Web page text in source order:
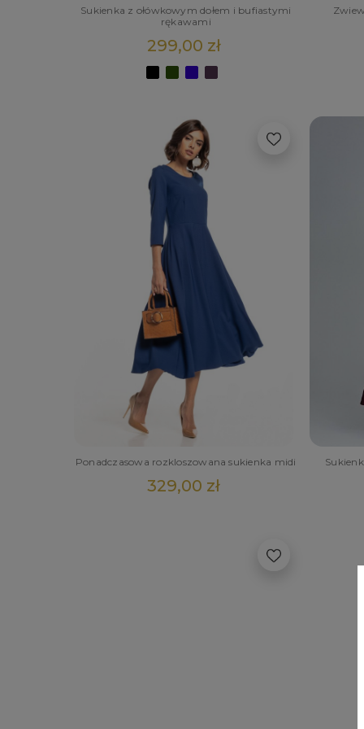
Sukienka z ołówkowym dołem i bufiastymi
rękawami
299,00 zł
Ponadczasowa rozkloszowana sukienka midi
329,00 zł